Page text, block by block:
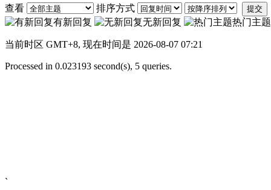
查看 排序方式 提交
有新回复 无新回复 热门主题
当前时区 GMT+8, 现在时间是 2026-08-07 07:21
Processed in 0.023193 second(s), 5 queries.
`